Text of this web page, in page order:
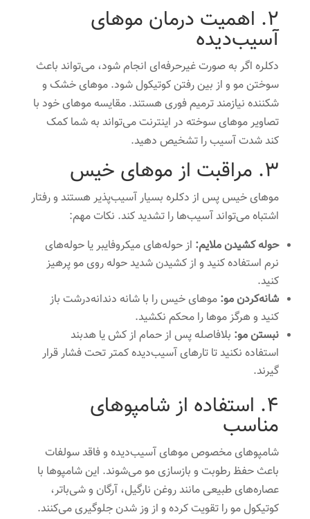
2. اهمیت درمان موهای
آسیب‌دیده
دکلره اگر به صورت غیرحرفه‌ای انجام شود، می‌تواند باعث
سوختن مو و از بین رفتن کوتیکول شود. موهای خشک و
شکننده نیازمند ترمیم فوری هستند. مقایسه موهای خود با
تصاویر موهای سوخته در اینترنت می‌تواند به شما کمک
کند شدت آسیب را تشخیص دهید.
3. مراقبت از موهای خیس
موهای خیس پس از دکلره بسیار آسیب‌پذیر هستند و رفتار
اشتباه می‌تواند آسیب‌ها را تشدید کند. نکات مهم:
حوله کشیدن ملایم: از حوله‌های میکروفایبر یا حوله‌های
نرم استفاده کنید و از کشیدن شدید حوله روی مو پرهیز
کنید.
شانه‌کردن مو: موهای خیس را با شانه دندانه‌درشت باز
کنید و هرگز موها را محکم نکشید.
نبستن مو: بلافاصله پس از حمام از کش یا هدبند
استفاده نکنید تا تارهای آسیب‌دیده کمتر تحت فشار قرار
گیرند.
4. استفاده از شامپوهای
مناسب
شامپوهای مخصوص موهای آسیب‌دیده و فاقد سولفات
باعث حفظ رطوبت و بازسازی مو می‌شوند. این شامپوها با
عصاره‌های طبیعی مانند روغن نارگیل، آرگان و شی‌باتر،
کوتیکول مو را تقویت کرده و از وز شدن جلوگیری می‌کنند.